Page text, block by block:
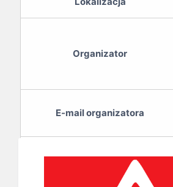
Organizator
E-mail organizatora
Telefon organizatora